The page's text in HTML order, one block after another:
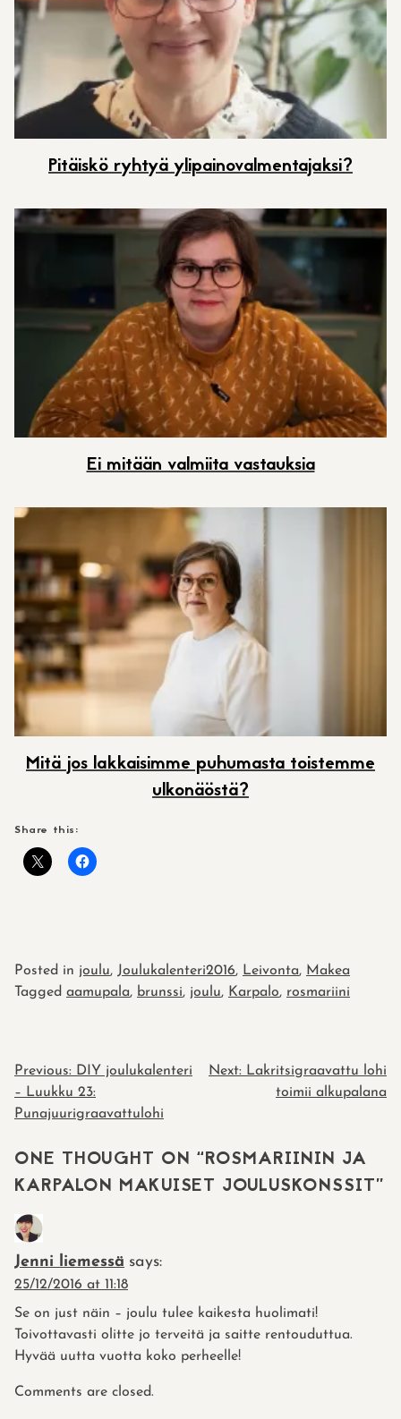
Pitäiskö ryhtyä ylipainovalmentajaksi?
Ei mitään valmiita vastauksia
Mitä jos lakkaisimme puhumasta toistemme
ulkonäöstä?
Share this:
Posted in joulu, Joulukalenteri2016, Leivonta, Makea
Tagged aamupala, brunssi, joulu, Karpalo, rosmariini
POST
NAVIGATION
Previous: DIY joulukalenteri
– Luukku 23:
Punajuurigraavattulohi
Next: Lakritsigraavattu lohi
toimii alkupalana
ONE THOUGHT ON “ROSMARIININ JA
KARPALON MAKUISET JOULUSKONSSIT”
Jenni liemessä says:
25/12/2016 at 11:18
Se on just näin – joulu tulee kaikesta huolimati!
Toivottavasti olitte jo terveitä ja saitte rentouduttua.
Hyvää uutta vuotta koko perheelle!
Comments are closed.